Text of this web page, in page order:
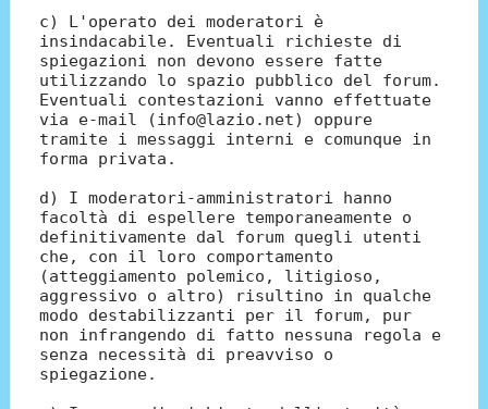
c) L'operato dei moderatori è
insindacabile. Eventuali richieste di
spiegazioni non devono essere fatte
utilizzando lo spazio pubblico del forum.
Eventuali contestazioni vanno effettuate
via e-mail (info@lazio.net) oppure
tramite i messaggi interni e comunque in
forma privata.
d) I moderatori-amministratori hanno
facoltà di espellere temporaneamente o
definitivamente dal forum quegli utenti
che, con il loro comportamento
(atteggiamento polemico, litigioso,
aggressivo o altro) risultino in qualche
modo destabilizzanti per il forum, pur
non infrangendo di fatto nessuna regola e
senza necessità di preavviso o
spiegazione.